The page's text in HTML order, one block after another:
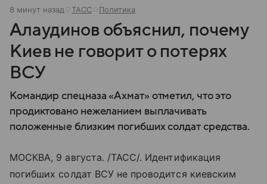
8 минут назад ТАСС Политика
Алаудинов объяснил, почему
Киев не говорит о потерях
ВСУ
Командир спецназа «Ахмат» отметил, что это
продиктовано нежеланием выплачивать
положенные близким погибших солдат средства.
МОСКВА, 9 августа. /ТАСС/. Идентификация
погибших солдат ВСУ не проводится киевским